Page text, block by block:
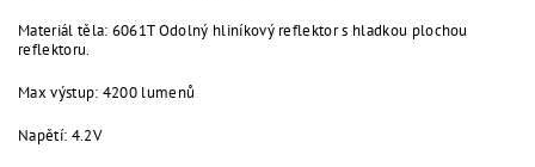
Materiál těla: 6061T Odolný hliníkový reflektor s hladkou plochou
reflektoru.
Max výstup: 4200 lumenů
Napětí: 4.2V